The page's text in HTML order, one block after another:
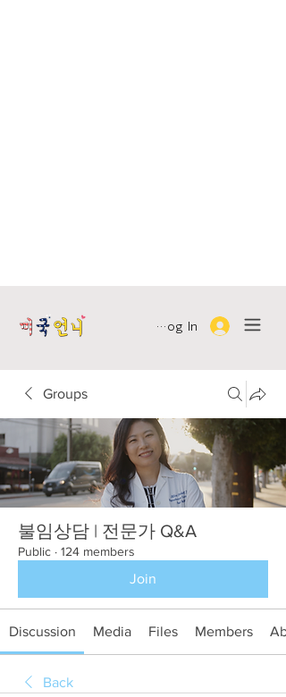
Log In
Groups
불임상담 | 전문가 Q&A
Public · 124 members
Join
Discussion Media Files Members
Back